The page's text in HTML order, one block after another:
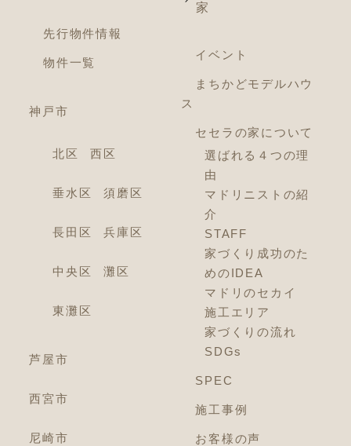
先行物件情報
物件一覧
神戸市
北区 西区
垂水区 須磨区
長田区 兵庫区
中央区 灘区
東灘区
芦屋市
西宮市
尼崎市
家
イベント
まちかどモデルハウ
ス
セセラの家について
選ばれる４つの理
由
マドリニストの紹
介
STAFF
家づくり成功のた
めのIDEA
マドリのセカイ
施工エリア
家づくりの流れ
SDGs
SPEC
施工事例
お客様の声